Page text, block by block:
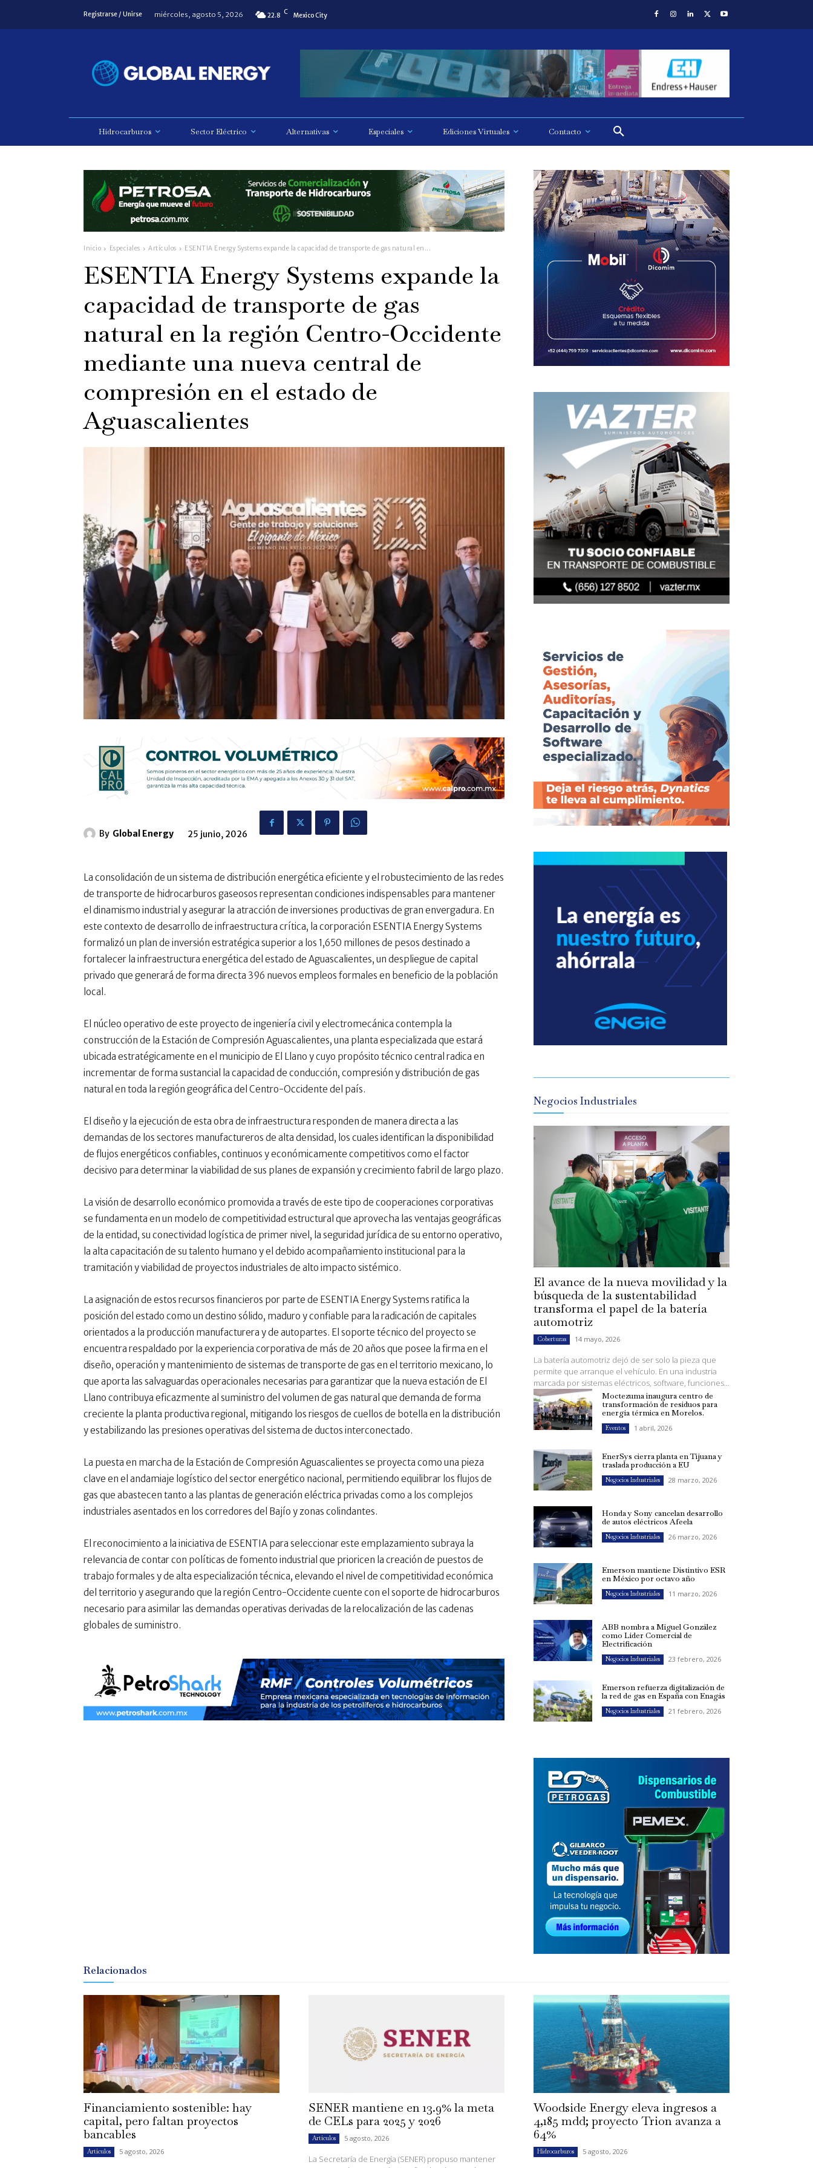
Registrarse / Unirse miércoles, agosto 5, 2026 22.8 C Mexico City
Hidrocarburos Sector Eléctrico Alternativas Especiales Ediciones Virtuales Contacto
Inicio Especiales Artículos ESENTIA Energy Systems expande la capacidad de transporte de gas natural en...
ESENTIA Energy Systems expande la
capacidad de transporte de gas
natural en la región Centro-Occidente
mediante una nueva central de
compresión en el estado de
Aguascalientes
By Global Energy 25 junio, 2026
La consolidación de un sistema de distribución energética eficiente y el robustecimiento de las redes
de transporte de hidrocarburos gaseosos representan condiciones indispensables para mantener
el dinamismo industrial y asegurar la atracción de inversiones productivas de gran envergadura. En
este contexto de desarrollo de infraestructura crítica, la corporación ESENTIA Energy Systems
formalizó un plan de inversión estratégica superior a los 1,650 millones de pesos destinado a
fortalecer la infraestructura energética del estado de Aguascalientes, un despliegue de capital
privado que generará de forma directa 396 nuevos empleos formales en beneficio de la población
local.
El núcleo operativo de este proyecto de ingeniería civil y electromecánica contempla la
construcción de la Estación de Compresión Aguascalientes, una planta especializada que estará
ubicada estratégicamente en el municipio de El Llano y cuyo propósito técnico central radica en
incrementar de forma sustancial la capacidad de conducción, compresión y distribución de gas
natural en toda la región geográfica del Centro-Occidente del país.
El diseño y la ejecución de esta obra de infraestructura responden de manera directa a las
demandas de los sectores manufactureros de alta densidad, los cuales identifican la disponibilidad
de flujos energéticos confiables, continuos y económicamente competitivos como el factor
decisivo para determinar la viabilidad de sus planes de expansión y crecimiento fabril de largo plazo.
La visión de desarrollo económico promovida a través de este tipo de cooperaciones corporativas
se fundamenta en un modelo de competitividad estructural que aprovecha las ventajas geográficas
de la entidad, su conectividad logística de primer nivel, la seguridad jurídica de su entorno operativo,
la alta capacitación de su talento humano y el debido acompañamiento institucional para la
tramitación y viabilidad de proyectos industriales de alto impacto sistémico.
La asignación de estos recursos financieros por parte de ESENTIA Energy Systems ratifica la
posición del estado como un destino sólido, maduro y confiable para la radicación de capitales
orientados a la producción manufacturera y de autopartes. El soporte técnico del proyecto se
encuentra respaldado por la experiencia corporativa de más de 20 años que posee la firma en el
diseño, operación y mantenimiento de sistemas de transporte de gas en el territorio mexicano, lo
que aporta las salvaguardas operacionales necesarias para garantizar que la nueva estación de El
Llano contribuya eficazmente al suministro del volumen de gas natural que demanda de forma
creciente la planta productiva regional, mitigando los riesgos de cuellos de botella en la distribución
y estabilizando las presiones operativas del sistema de ductos interconectado.
La puesta en marcha de la Estación de Compresión Aguascalientes se proyecta como una pieza
clave en el andamiaje logístico del sector energético nacional, permitiendo equilibrar los flujos de
gas que abastecen tanto a las plantas de generación eléctrica privadas como a los complejos
industriales asentados en los corredores del Bajío y zonas colindantes.
El reconocimiento a la iniciativa de ESENTIA para seleccionar este emplazamiento subraya la
relevancia de contar con políticas de fomento industrial que prioricen la creación de puestos de
trabajo formales y de alta especialización técnica, elevando el nivel de competitividad económica
del territorio y asegurando que la región Centro-Occidente cuente con el soporte de hidrocarburos
necesario para asimilar las demandas operativas derivadas de la relocalización de las cadenas
globales de suministro.
Negocios Industriales
El avance de la nueva movilidad y la
búsqueda de la sustentabilidad
transforma el papel de la batería
automotriz
Coberturas 14 mayo, 2026
La batería automotriz dejó de ser solo la pieza que
permite que arranque el vehículo. En una industria
marcada por sistemas eléctricos, software, funciones...
Moctezuma inaugura centro de
transformación de residuos para
energía térmica en Morelos.
Eventos 1 abril, 2026
EnerSys cierra planta en Tijuana y
traslada producción a EU
Negocios Industriales 28 marzo, 2026
Honda y Sony cancelan desarrollo
de autos eléctricos Afeela
Negocios Industriales 26 marzo, 2026
Emerson mantiene Distintivo ESR
en México por octavo año
Negocios Industriales 11 marzo, 2026
ABB nombra a Miguel González
como Líder Comercial de
Electrificación
Negocios Industriales 23 febrero, 2026
Emerson refuerza digitalización de
la red de gas en España con Enagás
Negocios Industriales 21 febrero, 2026
Relacionados
Financiamiento sostenible: hay
capital, pero faltan proyectos
bancables
Artículos 5 agosto, 2026
SENER mantiene en 13.9% la meta
de CELs para 2025 y 2026
Artículos 5 agosto, 2026
La Secretaría de Energía (SENER) propuso mantener
Woodside Energy eleva ingresos a
4,185 mdd; proyecto Trion avanza a
64%
Hidrocarburos 5 agosto, 2026